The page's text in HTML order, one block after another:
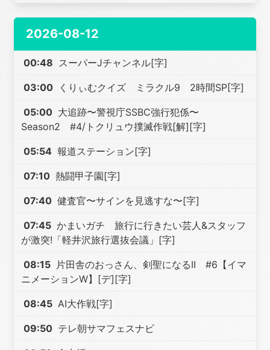
2026-08-12
00:48 スーパーJチャンネル[字]
03:00 くりぃむクイズ ミラクル9 2時間SP[字]
05:00 大追跡〜警視庁SSBC強行犯係〜
Season2 #4/トクリュウ撲滅作戦[解][字]
05:54 報道ステーション[字]
07:10 熱闘甲子園[字]
07:40 健査官〜サインを見逃すな〜[字]
07:45 かまいガチ 旅行に行きたい芸人&スタッフ
が激突!「軽井沢旅行選抜会議」[字]
08:15 片田舎のおっさん、剣聖になるII #6【イマ
ニメーションW】[デ][字]
08:45 AI大作戦[字]
09:50 テレ朝サマフェスナビ